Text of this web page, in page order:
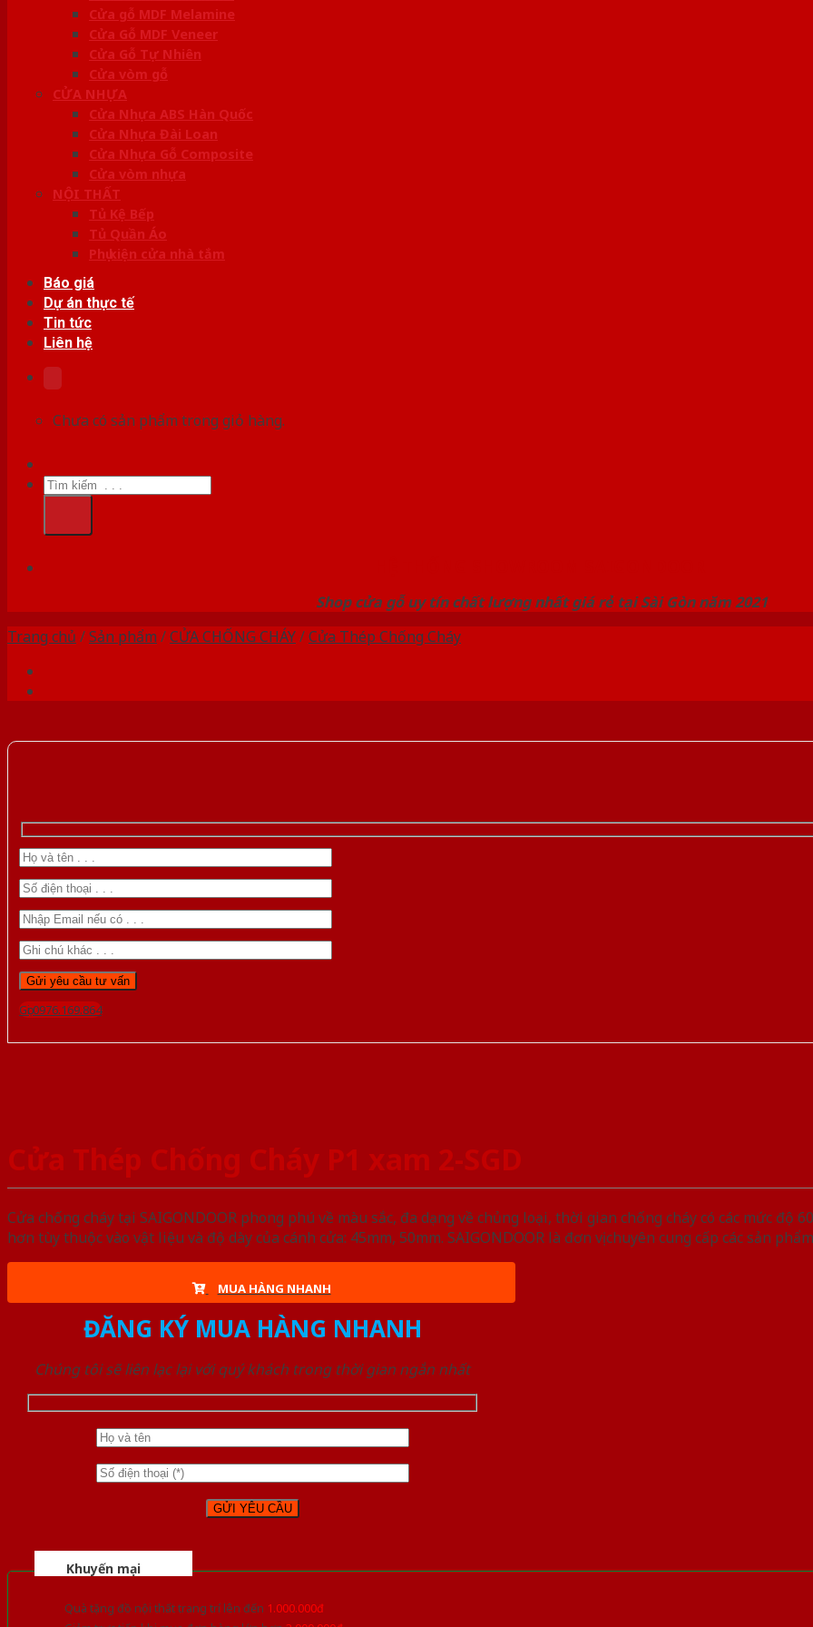
Cửa gỗ MDF Melamine
Cửa Gỗ MDF Veneer
Cửa Gỗ Tự Nhiên
Cửa vòm gỗ
CỬA NHỰA
Cửa Nhựa ABS Hàn Quốc
Cửa Nhựa Đài Loan
Cửa Nhựa Gỗ Composite
Cửa vòm nhựa
NỘI THẤT
Tủ Kệ Bếp
Tủ Quần Áo
Phụ kiện cửa nhà tắm
Báo giá
Dự án thực tế
Tin tức
Liên hệ
Chưa có sản phẩm trong giỏ hàng.
Tìm
kiếm:
Shop cửa gỗ uy tín chất lượng nhất giá rẻ tại Sài Gòn năm 2021
Trang chủ /Sản phẩm /CỬA CHỐNG CHÁY/Cửa Thép Chống Cháy
Gọi 0976.169.864
Cửa Thép Chống Cháy P1 xam 2-SGD
Cửa chống cháy tại SAIGONDOOR phong phú về màu sắc, đa dạng về chủng loại, thời gian chống cháy có các mức độ
hơn tùy thuộc vào vật liệu và độ dày của cánh cửa: 45mm, 50mm. SAIGONDOOR là đơn vị chuyên cung cấp các sản
MUA HÀNG NHANH
ĐĂNG KÝ MUA HÀNG NHANH
Chúng tôi sẽ liên lạc lại với quý khách trong thời gian ngắn nhất
Khuyến mại
Quà tặng đồ nội thất trang trí lên đến 1.000.000đ